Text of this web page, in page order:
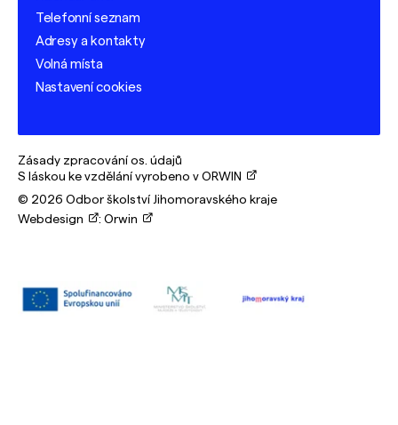
Telefonní seznam
Adresy a kontakty
Volná místa
Nastavení cookies
Zásady zpracování os. údajů
S láskou ke vzdělání vyrobeno v ORWIN
© 2026 Odbor školství Jihomoravského kraje
Webdesign
: Orwin